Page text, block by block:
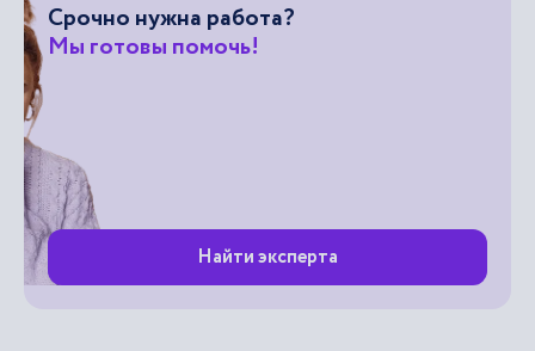
Срочно нужна работа?
Мы готовы помочь!
Найти эксперта